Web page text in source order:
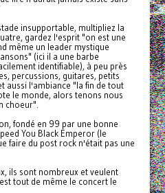
insupportable, multipliez la
gardez l'esprit "on est une
même un leader mystique
(ici il a une barbe
identifiable), à peu près
percussions, guitares, petits
aussi l'ambiance "la fin de tout
le monde, alors tenons nous
choeur".
fondé en 99 par une bonne
You Black Emperor (le
faire du post rock n'était pas une
ils sont nombreux et veulent
tout de même le concert le